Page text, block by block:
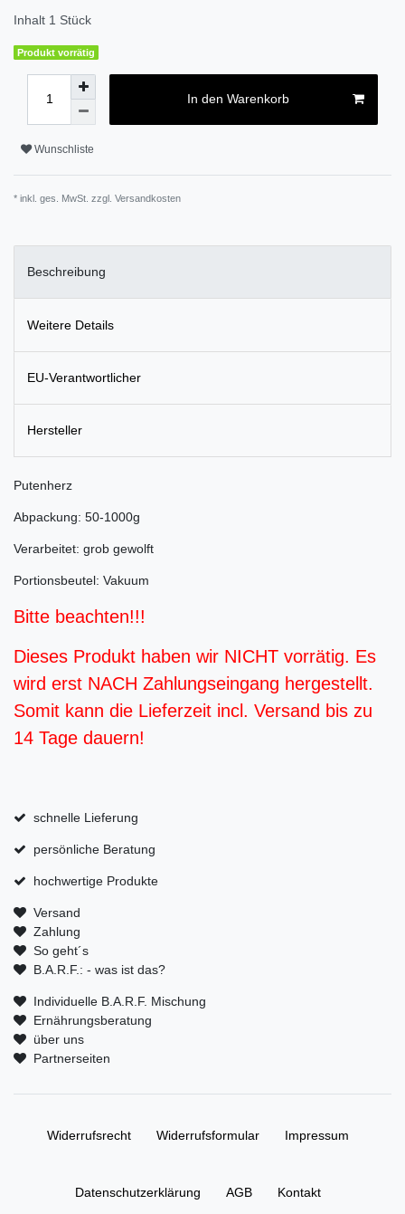
Inhalt 1 Stück
Produkt vorrätig
In den Warenkorb
Wunschliste
* inkl. ges. MwSt. zzgl. Versandkosten
Beschreibung
Weitere Details
EU-Verantwortlicher
Hersteller
Putenherz
Abpackung: 50-1000g
Verarbeitet: grob gewolft
Portionsbeutel: Vakuum
Bitte beachten!!!
Dieses Produkt haben wir NICHT vorrätig. Es
wird erst NACH Zahlungseingang hergestellt.
Somit kann die Lieferzeit incl. Versand bis zu
14 Tage dauern!
schnelle Lieferung
persönliche Beratung
hochwertige Produkte
Versand
Zahlung
So geht´s
B.A.R.F.: - was ist das?
Individuelle B.A.R.F. Mischung
Ernährungsberatung
über uns
Partnerseiten
Widerrufs­recht Widerrufs­formular Impressum
Daten­schutz­erklärung AGB Kontakt